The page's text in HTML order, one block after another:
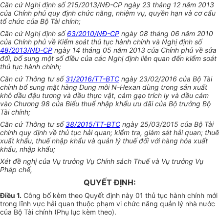
Căn cứ Nghị định số 215/2013/NĐ-CP ngày 23 tháng 12 năm 2013
của Chính phủ quy định chức năng, nhiệm vụ, quyền hạn và cơ cấu
tổ chức của Bộ Tài chính;
Căn cứ Nghị định số63/2010/NĐ-CP ngày 08 tháng 06 năm 2010
của Chính phủ về Kiểm soát thủ tục hành chính và Nghị định số
48/2013/NĐ-CP ngày 14 tháng 05 năm 2013 của Chính phủ về sửa
đổi, bổ sung một số điều của các Nghị định liên quan đến kiểm soát
thủ tục hành chính;
Căn cứ Thông tư số31/2016/TT-BTC ngày 23/02/2016 của Bộ Tài
chính bổ sung mặt hàng Dung môi N-Hexan dùng trong sản xuất
khô dầu đậu tương và dầu thực vật, cám gạo trích ly và dầu cám
vào Chương 98 của Biểu thuế nhập khẩu ưu đãi của Bộ trưởng Bộ
Tài chính;
Căn cứ Thông tư số38/2015/TT-BTC ngày 25/03/2015 của Bộ Tài
chính quy định về thủ tục hải quan; kiểm tra, giám sát hải quan; thuế
xuất khẩu, thuế nhập khẩu và quản lý thuế đối với hàng hóa xuất
khẩu, nhập khẩu;
Xét đề nghị của Vụ trưởng Vụ Chính sách Thuế và Vụ trưởng Vụ
Pháp chế,
QUYẾT ĐỊNH:
Điều 1. Công bố kèm theo Quyết định này 01 thủ tục hành chính mới
trong lĩnh vực hải quan thuộc phạm vi chức năng quản lý nhà nước
của Bộ Tài chính (Phụ lục kèm theo).